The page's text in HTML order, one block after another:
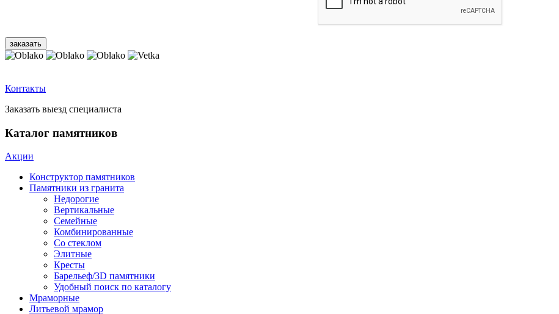
Контакты
Заказать выезд специалиста
Каталог памятников
Акции
Конструктор памятников
Памятники из гранита
Недорогие
Вертикальные
Семейные
Комбинированные
Со стеклом
Элитные
Кресты
Барельеф/3D памятники
Удобный поиск по каталогу
Мраморные
Литьевой мрамор